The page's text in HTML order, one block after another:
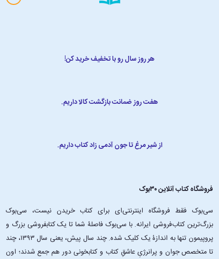
هر روز سال رو با تخفیف خرید کن!
هفت روز ضمانت بازگشت کالا داریم.
از شیر مرغ تا جون آدمی زاد کتاب داریم.
فروشگاه کتاب آنلاین ۳۰بوک
سی‌بوک فقط فروشگاه اینترنتی‌ای برای کتاب خریدن نیست، سی‌بوک
بزرگ‌ترین کتاب‌فروشی ایرانه. با سی‌بوک فاصلۀ شما تا یک کتابفروشی بزرگ و
پروپیمون تنها به اندازۀ یک کلیک شده. چند سال پیش، یعنی سال ۱۳۹۳، چند
تا متخصص جوان و پرانرژیِ عاشقِ کتاب و کتابخونی دور هم جمع شدند؛ اون‌